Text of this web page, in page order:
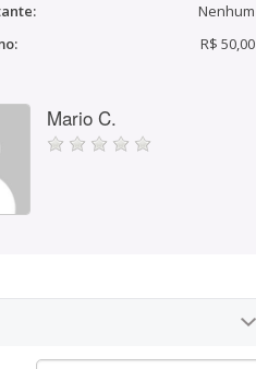
Nenhum
R$ 50,00
Mario C.